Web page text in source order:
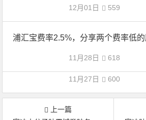
12月01日 559
浦汇宝费率2.5%，分享两个费率低的
11月28日 618
11月27日 600
上一篇